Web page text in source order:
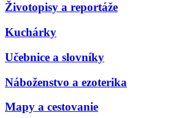
Životopisy a reportáže
Kuchárky
Učebnice a slovníky
Náboženstvo a ezoterika
Mapy a cestovanie